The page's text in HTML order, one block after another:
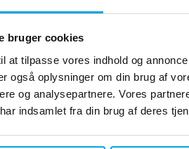
bruger cookies
at tilpasse vores indhold og
også oplysninger om din brug af
og analysepartnere. Vores
indsamlet fra din brug af deres
Serpentiner - Glitrende i rød